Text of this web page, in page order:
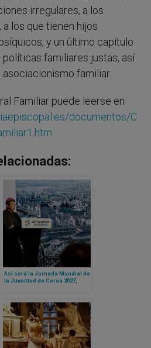
irregulares, a los
los que tienen hijos
y un último capítulo
familiares justas, así
familiar.
Familiar puede leerse en
documentos/C
Así será la Jornada Mundial de
la Juventud de Corea 2027,